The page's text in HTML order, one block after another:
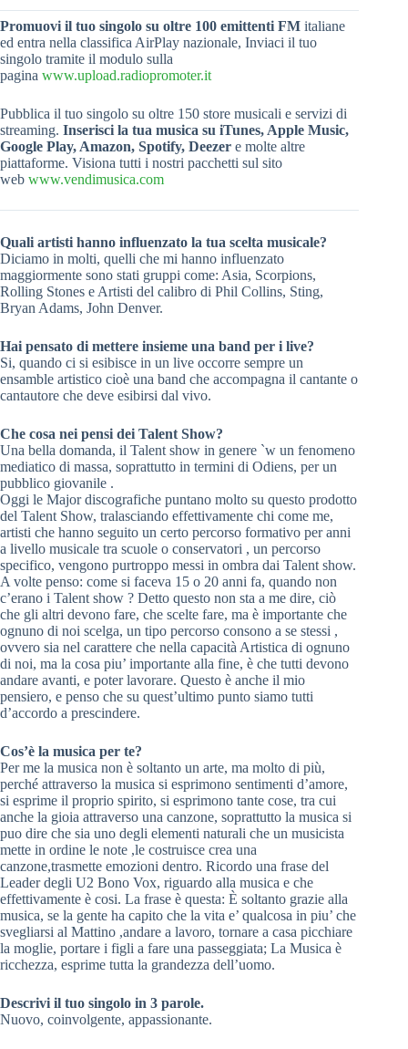
Promuovi il tuo singolo su oltre 100 emittenti FM italiane
ed entra nella classifica AirPlay nazionale, Inviaci il tuo
singolo tramite il modulo sulla
pagina www.upload.radiopromoter.it
Pubblica il tuo singolo su oltre 150 store musicali e servizi di
streaming. Inserisci la tua musica su iTunes, Apple Music,
Google Play, Amazon, Spotify, Deezer e molte altre
piattaforme. Visiona tutti i nostri pacchetti sul sito
web www.vendimusica.com
Quali artisti hanno influenzato la tua scelta musicale?
Diciamo in molti, quelli che mi hanno influenzato
maggiormente sono stati gruppi come: Asia, Scorpions,
Rolling Stones e Artisti del calibro di Phil Collins, Sting,
Bryan Adams, John Denver.
Hai pensato di mettere insieme una band per i live?
Si, quando ci si esibisce in un live occorre sempre un
ensamble artistico cioè una band che accompagna il cantante o
cantautore che deve esibirsi dal vivo.
Che cosa nei pensi dei Talent Show?
Una bella domanda, il Talent show in genere `w un fenomeno
mediatico di massa, soprattutto in termini di Odiens, per un
pubblico giovanile .
Oggi le Major discografiche puntano molto su questo prodotto
del Talent Show, tralasciando effettivamente chi come me,
artisti che hanno seguito un certo percorso formativo per anni
a livello musicale tra scuole o conservatori , un percorso
specifico, vengono purtroppo messi in ombra dai Talent show.
A volte penso: come si faceva 15 o 20 anni fa, quando non
c’erano i Talent show ? Detto questo non sta a me dire, ciò
che gli altri devono fare, che scelte fare, ma è importante che
ognuno di noi scelga, un tipo percorso consono a se stessi ,
ovvero sia nel carattere che nella capacità Artistica di ognuno
di noi, ma la cosa piu’ importante alla fine, è che tutti devono
andare avanti, e poter lavorare. Questo è anche il mio
pensiero, e penso che su quest’ultimo punto siamo tutti
d’accordo a prescindere.
Cos’è la musica per te?
Per me la musica non è soltanto un arte, ma molto di più,
perché attraverso la musica si esprimono sentimenti d’amore,
si esprime il proprio spirito, si esprimono tante cose, tra cui
anche la gioia attraverso una canzone, soprattutto la musica si
puo dire che sia uno degli elementi naturali che un musicista
mette in ordine le note ,le costruisce crea una
canzone,trasmette emozioni dentro. Ricordo una frase del
Leader degli U2 Bono Vox, riguardo alla musica e che
effettivamente è cosi. La frase è questa: È soltanto grazie alla
musica, se la gente ha capito che la vita e’ qualcosa in piu’ che
svegliarsi al Mattino ,andare a lavoro, tornare a casa picchiare
la moglie, portare i figli a fare una passeggiata; La Musica è
ricchezza, esprime tutta la grandezza dell’uomo.
Descrivi il tuo singolo in 3 parole.
Nuovo, coinvolgente, appassionante.